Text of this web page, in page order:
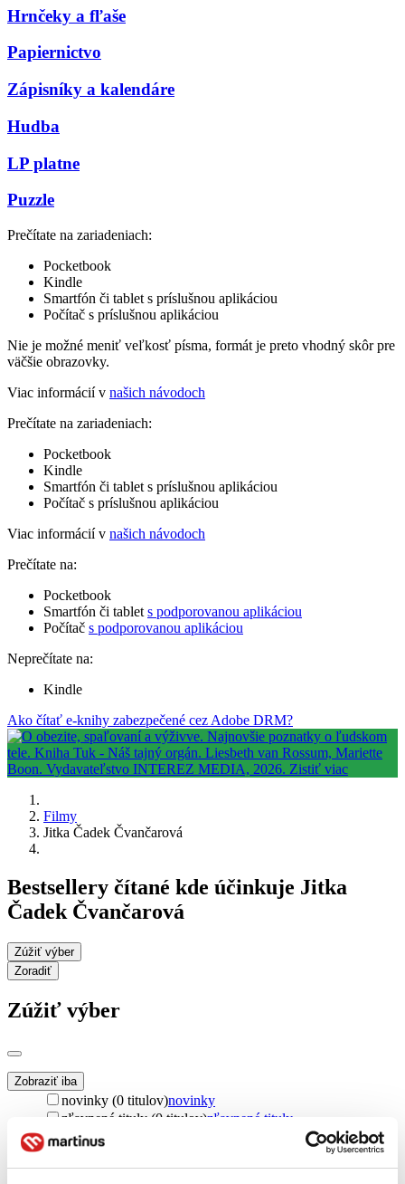
Hrnčeky a fľaše
Papiernictvo
Zápisníky a kalendáre
Hudba
LP platne
Puzzle
Prečítate na zariadeniach:
Pocketbook
Kindle
Smartfón či tablet s príslušnou aplikáciou
Počítač s príslušnou aplikáciou
Nie je možné meniť veľkosť písma, formát je preto vhodný skôr pre
väčšie obrazovky.
Viac informácií v našich návodoch
Prečítate na zariadeniach:
Pocketbook
Kindle
Smartfón či tablet s príslušnou aplikáciou
Počítač s príslušnou aplikáciou
Viac informácií v našich návodoch
Prečítate na:
Pocketbook
Smartfón či tablet s podporovanou aplikáciou
Počítač s podporovanou aplikáciou
Neprečítate na:
Kindle
Ako čítať e-knihy zabezpečené cez Adobe DRM?
Filmy
Jitka Čadek Čvančarová
Bestsellery čítané kde účinkuje Jitka
Čadek Čvančarová
Zúžiť výber
Zoradiť
Zúžiť výber
Zobraziť iba
novinky (0 titulov)novinky
zľavnené tituly (0 titulov)zľavnené tituly
Dostupnosť
na centrálnom sklade (0 titulov)na centrálnom sklade